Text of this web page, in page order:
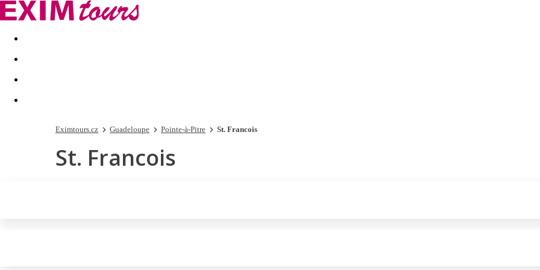
Akční nabídky Last minute
Eximtours.cz Guadeloupe Pointe-à-Pitre St. Francois
St. Francois